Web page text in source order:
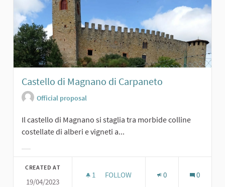
Castello di Magnano di Carpaneto
Official proposal
Il castello di Magnano si staglia tra morbide colline
costellate di alberi e vigneti a...
CREATED AT
19/04/2023
1 1 FOLLOWER
FOLLOW 0 0